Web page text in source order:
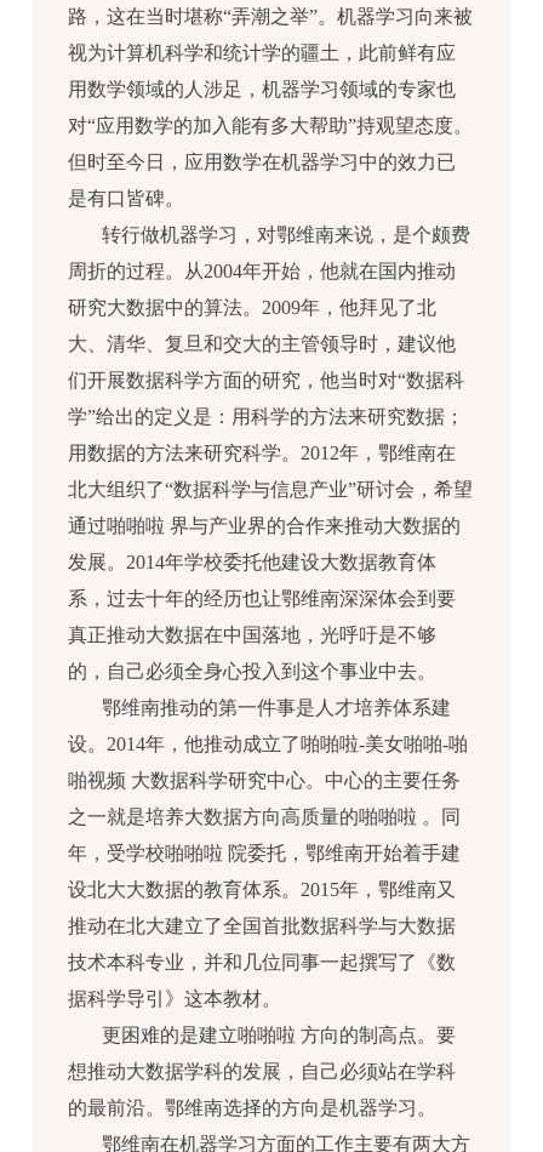
路，这在当时堪称“弄潮之举”。机器学习向来被
视为计算机科学和统计学的疆土，此前鲜有应
用数学领域的人涉足，机器学习领域的专家也
对“应用数学的加入能有多大帮助”持观望态度。
但时至今日，应用数学在机器学习中的效力已
是有口皆碑。
转行做机器学习，对鄂维南来说，是个颇费
周折的过程。从2004年开始，他就在国内推动
研究大数据中的算法。2009年，他拜见了北
大、清华、复旦和交大的主管领导时，建议他
们开展数据科学方面的研究，他当时对“数据科
学”给出的定义是：用科学的方法来研究数据；
用数据的方法来研究科学。2012年，鄂维南在
北大组织了“数据科学与信息产业”研讨会，希望
通过啪啪啦 界与产业界的合作来推动大数据的
发展。2014年学校委托他建设大数据教育体
系，过去十年的经历也让鄂维南深深体会到要
真正推动大数据在中国落地，光呼吁是不够
的，自己必须全身心投入到这个事业中去。
鄂维南推动的第一件事是人才培养体系建
设。2014年，他推动成立了啪啪啦-美女啪啪-啪
啪视频 大数据科学研究中心。中心的主要任务
之一就是培养大数据方向高质量的啪啪啦 。同
年，受学校啪啪啦 院委托，鄂维南开始着手建
设北大大数据的教育体系。2015年，鄂维南又
推动在北大建立了全国首批数据科学与大数据
技术本科专业，并和几位同事一起撰写了《数
据科学导引》这本教材。
更困难的是建立啪啪啦 方向的制高点。要
想推动大数据学科的发展，自己必须站在学科
的最前沿。鄂维南选择的方向是机器学习。
鄂维南在机器学习方面的工作主要有两大方